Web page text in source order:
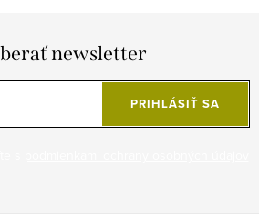
newsletter
PRIHLÁSIŤ SA